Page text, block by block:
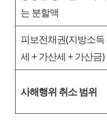
는 분할액
피보전채권(지방소득
세 + 가산세 + 가산금)
사해행위 취소 범위